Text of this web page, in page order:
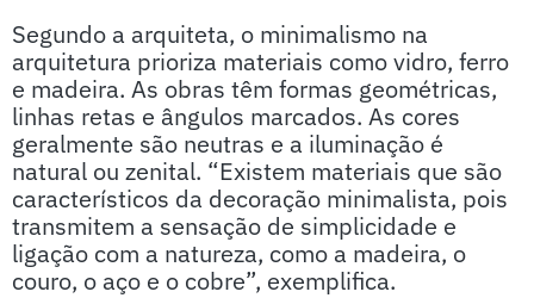
Segundo a arquiteta, o minimalismo na
arquitetura prioriza materiais como vidro, ferro
e madeira. As obras têm formas geométricas,
linhas retas e ângulos marcados. As cores
geralmente são neutras e a iluminação é
natural ou zenital. “Existem materiais que são
característicos da decoração minimalista, pois
transmitem a sensação de simplicidade e
ligação com a natureza, como a madeira, o
couro, o aço e o cobre”, exemplifica.